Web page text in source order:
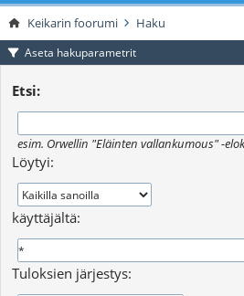
Keikarin foorumi Haku
Aseta hakuparametrit
Etsi:
esim. Orwellin "Eläinten vallankumous" -
Löytyi:
käyttäjältä:
Tuloksien järjestys: